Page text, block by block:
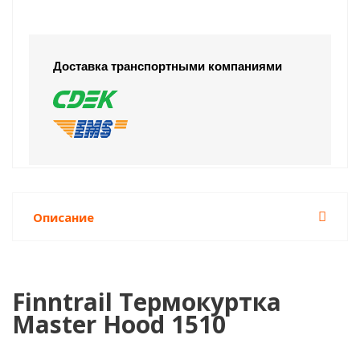
Доставка транспортными компаниями
Описание
Finntrail Термокуртка
Master Hood 1510